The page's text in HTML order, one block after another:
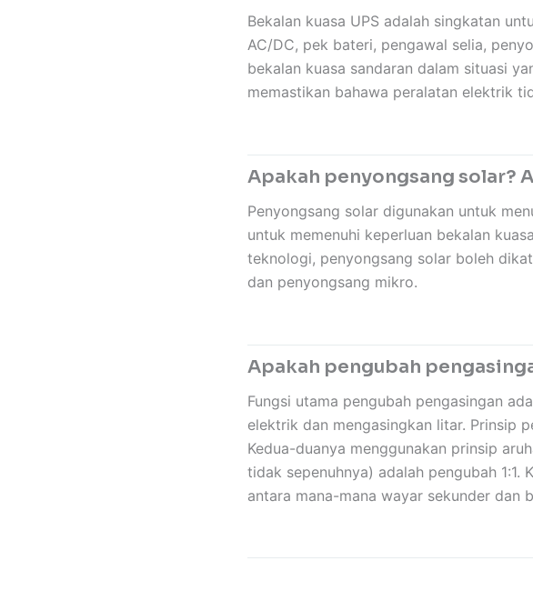
Bekalan kuasa UPS adalah singkatan
AC/DC, pek bateri, pengawal selia,
bekalan kuasa sandaran dalam situasi
memastikan bahawa peralatan elektrik
Apakah penyongsang solar?
Penyongsang solar digunakan untuk
untuk memenuhi keperluan bekalan
teknologi, penyongsang solar boleh
dan penyongsang mikro.
Apakah pengubah
Fungsi utama pengubah pengasingan
elektrik dan mengasingkan litar. Prinsip
Kedua-duanya menggunakan prinsip
tidak sepenuhnya) adalah pengubah
antara mana-mana wayar sekunder dan